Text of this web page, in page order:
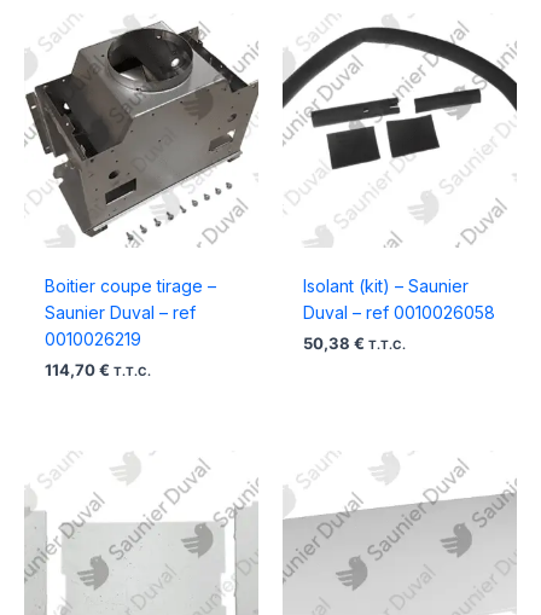
Boitier coupe tirage –
Saunier Duval – ref
0010026219
114,70 € T.T.C.
Isolant (kit) – Saunier
Duval – ref 0010026058
50,38 € T.T.C.